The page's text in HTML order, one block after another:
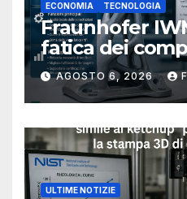
ECONOMIA TECNOLOGIA
Fraunhofer
fatica dei
metallici
AGOSTO 6, 2026
ULTIME NOTIZIE